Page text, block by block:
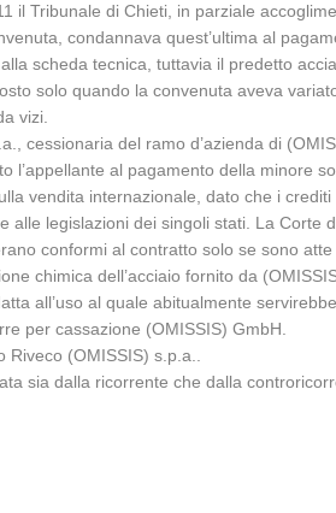
il Tribunale di Chieti, in parziale
condannava quest’ultima al
scheda tecnica, tuttavia il predetto
solo quando la convenuta aveva
vizi.
cessionaria del ramo d’azienda di
l’appellante al pagamento della minore
vendita internazionale, dato che i
alle legislazioni dei singoli stati. La Corte
conformi al contratto solo se sono
chimica dell’acciaio fornito da
all’uso al quale abitualmente
per cassazione (OMISSIS) GmbH.
(OMISSIS) s.p.a..
sia dalla ricorrente che dalla